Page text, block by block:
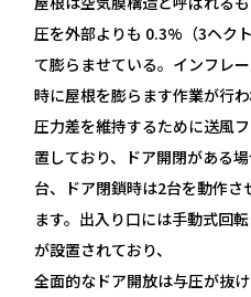
圧を外部よりも 0.3%（3ヘク
て膨らませている。インフレ
時に屋根を膨らます作業が行わ
圧力差を維持するために送風
置しており、ドア開閉がある
台、ドア閉鎖時は2台を動作さ
ます。出入り口には手動式回
が設置されており、
全面的なドア開放は与圧が抜